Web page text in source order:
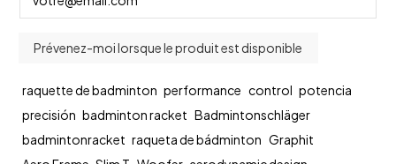
raquette de badminton performance control potencia
precisión badminton racket Badmintonschläger
badmintonracket raqueta de bádminton Graphit